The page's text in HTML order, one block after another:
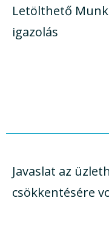
Letölthető
igazolás
Javaslat az
csökkentésére